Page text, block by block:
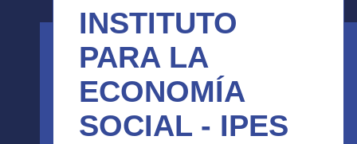
INSTITUTO
PARA LA
ECONOMÍA
SOCIAL - IPES